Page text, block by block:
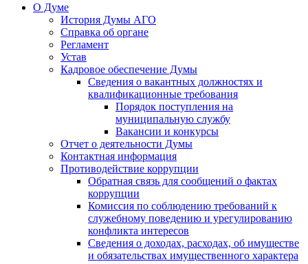
О Думе
История Думы АГО
Справка об органе
Регламент
Устав
Кадровое обеспечение Думы
Сведения о вакантных должностях и
квалификационные требования
Порядок поступления на
муниципальную службу
Вакансии и конкурсы
Отчет о деятельности Думы
Контактная информация
Противодействие коррупции
Обратная связь для сообщений о фактах
коррупции
Комиссия по соблюдению требований к
служебному поведению и урегулированию
конфликта интересов
Сведения о доходах, расходах, об имуществе
и обязательствах имущественного характера